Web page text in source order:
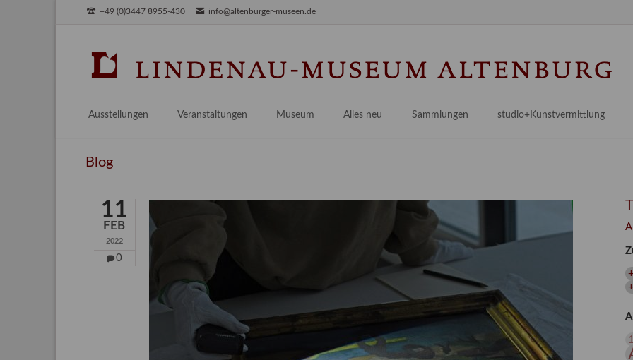
+49 (0)3447 8955-430 info@altenburger-museen.de
Ausstellungen
Aktuell
Veranstaltungen Museum
Praktikum / Praxisprojekt
Bestandskataloge & Editionen
Alles neu
Provenienzforschung
Kulturelle Vermittlung
Länderübergreifende kulturtouristische Ziele
Sammlungen
Malerei 17.–19. Jh.
Deutsche Malerei 20./21. Jh.
Grafische Sammlung
Kunstbibliothek
Restaurierung
Forschung
studio+Kunstvermittlung
Angebote für Erwachsene
Angebote für Kitas
Blog
11
FEB
2022
0